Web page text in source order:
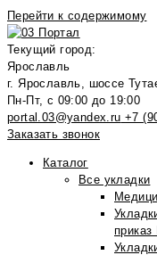
Перейти к содержимому
Текущий город:
Ярославль
г. Ярославль, шоссе
Пн-Пт, с 09:00 до 19:00
portal.03@yandex.ru +7
Заказать звонок
Каталог
Все укладки